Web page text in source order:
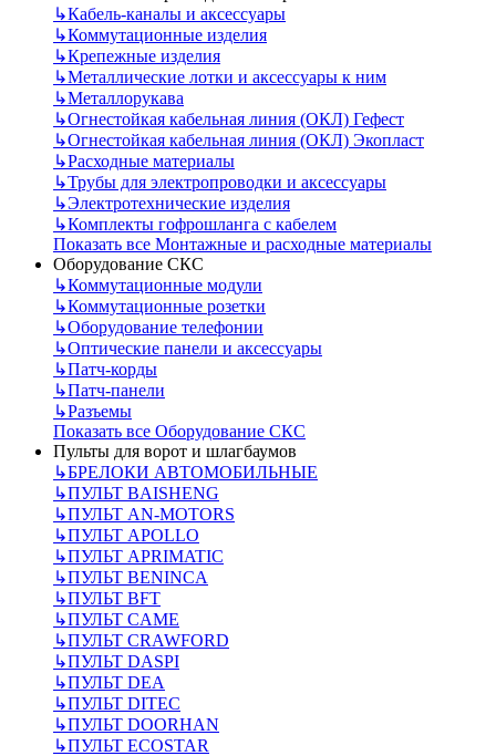
↳Кабель-каналы и аксессуары
↳Коммутационные изделия
↳Крепежные изделия
↳Металлические лотки и аксессуары к ним
↳Металлорукава
↳Огнестойкая кабельная линия (ОКЛ) Гефест
↳Огнестойкая кабельная линия (ОКЛ) Экопласт
↳Расходные материалы
↳Трубы для электропроводки и аксессуары
↳Электротехнические изделия
↳Комплекты гофрошланга с кабелем
Показать все Монтажные и расходные материалы
Оборудование СКС
↳Коммутационные модули
↳Коммутационные розетки
↳Оборудование телефонии
↳Оптические панели и аксессуары
↳Патч-корды
↳Патч-панели
↳Разъемы
Показать все Оборудование СКС
Пульты для ворот и шлагбаумов
↳БРЕЛОКИ АВТОМОБИЛЬНЫЕ
↳ПУЛЬТ BAISHENG
↳ПУЛЬТ AN-MOTORS
↳ПУЛЬТ APOLLO
↳ПУЛЬТ APRIMATIC
↳ПУЛЬТ BENINCA
↳ПУЛЬТ BFT
↳ПУЛЬТ CAME
↳ПУЛЬТ CRAWFORD
↳ПУЛЬТ DASPI
↳ПУЛЬТ DEA
↳ПУЛЬТ DITEC
↳ПУЛЬТ DOORHAN
↳ПУЛЬТ ECOSTAR